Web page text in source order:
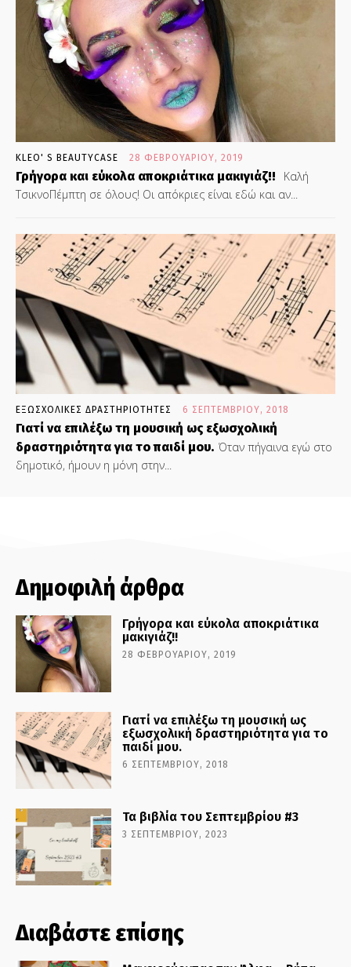
KLEO' S BEAUTYCASE 28 ΦΕΒΡΟΥΑΡΊΟΥ, 2019
Γρήγορα και εύκολα αποκριάτικα μακιγιάζ!!
Καλή
ΤσικνοΠέμπτη σε όλους! Οι απόκριες είναι εδώ και αν...
ΕΞΩΣΧΟΛΙΚΕΣ ΔΡΑΣΤΗΡΙΟΤΗΤΕΣ 6 ΣΕΠΤΕΜΒΡΊΟΥ, 2018
Γιατί να επιλέξω τη μουσική ως εξωσχολική
δραστηριότητα για το παιδί μου. Όταν πήγαινα εγώ στο
δημοτικό, ήμουν η μόνη στην...
Δημοφιλή άρθρα
Γρήγορα και εύκολα αποκριάτικα
μακιγιάζ!!
28 ΦΕΒΡΟΥΑΡΊΟΥ, 2019
Γιατί να επιλέξω τη μουσική ως
εξωσχολική δραστηριότητα για το
παιδί μου.
6 ΣΕΠΤΕΜΒΡΊΟΥ, 2018
Τα βιβλία του Σεπτεμβρίου #3
3 ΣΕΠΤΕΜΒΡΊΟΥ, 2023
Διαβάστε επίσης